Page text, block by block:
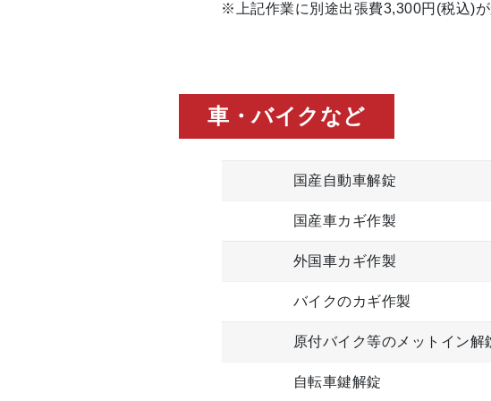
※上記作業に別途出張費3,300円(税込)が
車・バイクなど
国産自動車解錠
国産車カギ作製
外国車カギ作製
バイクのカギ作製
原付バイク等のメットイン解
自転車鍵解錠